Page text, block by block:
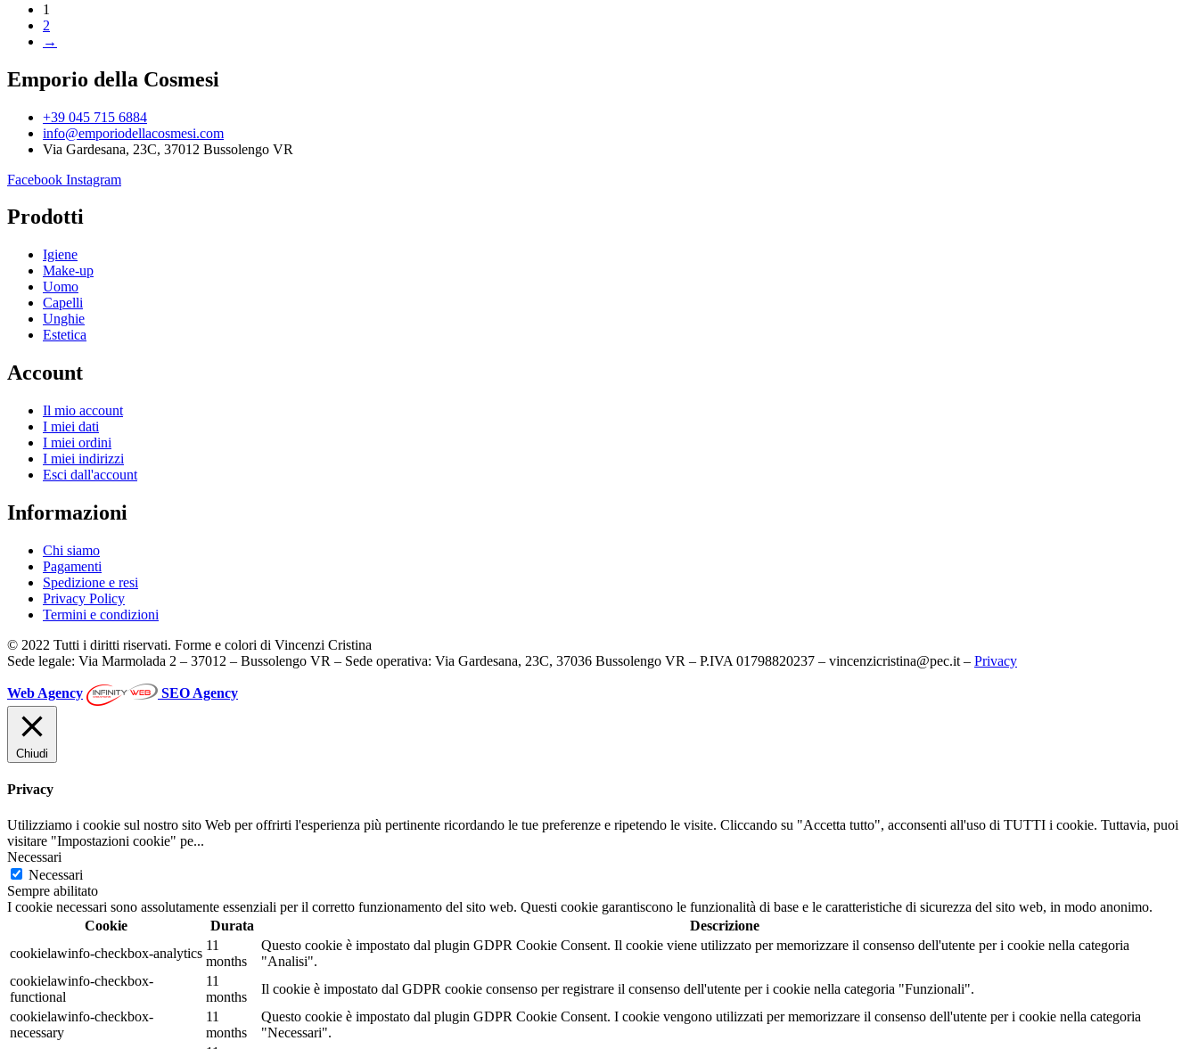
1
2
→
Emporio della Cosmesi
+39 045 715 6884
info@emporiodellacosmesi.com
Via Gardesana, 23C, 37012 Bussolengo VR
Facebook Instagram
Prodotti
Igiene
Make-up
Uomo
Capelli
Unghie
Estetica
Account
Il mio account
I miei dati
I miei ordini
I miei indirizzi
Esci dall'account
Informazioni
Chi siamo
Pagamenti
Spedizione e resi
Privacy Policy
Termini e condizioni
© 2022 Tutti i diritti riservati. Forme e colori di Vincenzi Cristina
Sede legale: Via Marmolada 2 – 37012 – Bussolengo VR – Sede operativa: Via Gardesana, 23C, 37036 Bussolengo VR – P.IVA 01798820237 – vincenzicristina@pec.it – Privacy
Web Agency SEO Agency
Chiudi
Privacy
Utilizziamo i cookie sul nostro sito Web per offrirti l'esperienza più pertinente ricordando le tue preferenze e ripetendo le visite. Cliccando su "Accetta tutto", acconsenti all'uso di TUTTI i cookie. Tuttavia, puoi
visitare "Impostazioni cookie" pe...
Necessari
Necessari
Sempre abilitato
I cookie necessari sono assolutamente essenziali per il corretto funzionamento del sito web. Questi cookie garantiscono le funzionalità di base e le caratteristiche di sicurezza del sito web, in modo anonimo.
Cookie
Durata
Descrizione
cookielawinfo-checkbox-analytics
11
months
Questo cookie è impostato dal plugin GDPR Cookie Consent. Il cookie viene utilizzato per memorizzare il consenso dell'utente per i cookie nella categoria
"Analisi".
cookielawinfo-checkbox-
functional
11
months
Il cookie è impostato dal GDPR cookie consenso per registrare il consenso dell'utente per i cookie nella categoria "Funzionali".
cookielawinfo-checkbox-
necessary
11
months
Questo cookie è impostato dal plugin GDPR Cookie Consent. I cookie vengono utilizzati per memorizzare il consenso dell'utente per i cookie nella categoria
"Necessari".